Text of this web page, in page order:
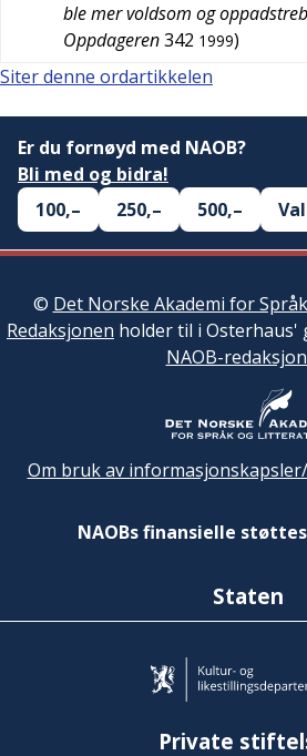
ble mer voldsom og
Oppdageren342 1999)
Siter denne ordartikkelen
Er du fornøyd med NAOB?
Bli med og bidra!
100,–
250,– 500,–
© Det Norske Akademi for
Redaksjonen holder til i Osterhaus'
NAOB-
Om bruk av
NAOBs finansielle
Staten
Private